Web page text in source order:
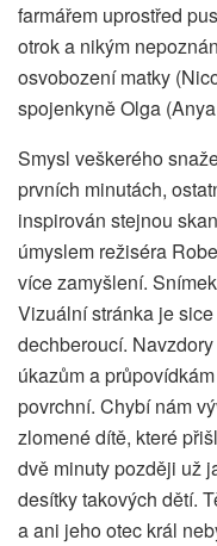
farmářem uprostřed
otrok a nikým
osvobození matky
spojenkyně Olga
Smysl veškerého
prvních minutách,
inspirován stejnou
úmyslem režiséra
více zamyšlení.
Vizuální stránka je
dechberoucí.
úkazům a
povrchní. Chybí nám
zlomené dítě, které
dvě minuty později už
desítky takových dětí.
a ani jeho otec král